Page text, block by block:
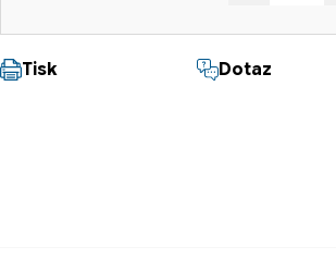
Tisk Dotaz